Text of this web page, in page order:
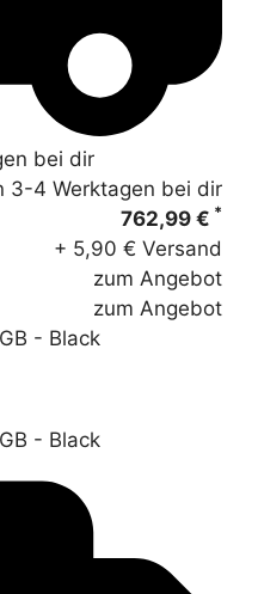
bei dir
3-4 Werktagen bei dir
762,99 € *
+ 5,90 € Versand
zum Angebot
zum Angebot
- Black
- Black